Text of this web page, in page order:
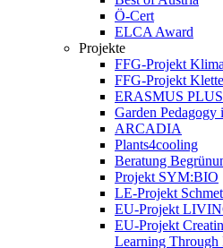
Ö-Cert
ELCA Award
Projekte
FFG-Projekt
FFG-Projekt
ERASMUS PLUS
Garden Pedagogy
ARCADIA
Plants4cooling
Beratung
Projekt SYM:BIO
LE-Projekt
EU-Projekt
EU-Projekt
Learning Through